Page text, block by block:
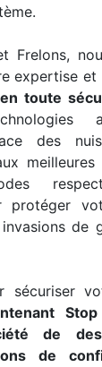
Frelons,
expertise et
en toute
des
protéger
de
sécuriser
de
de